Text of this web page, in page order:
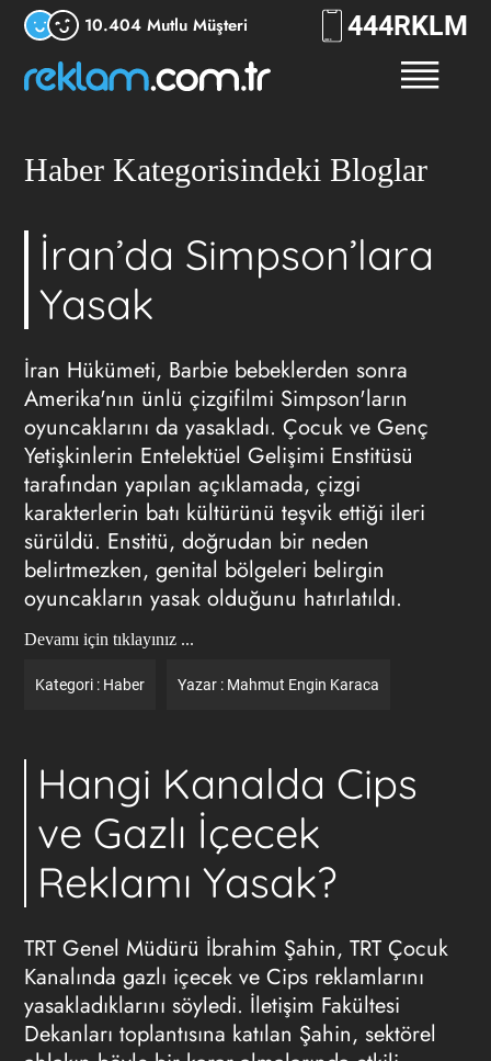
10.404 Mutlu Müşteri 444RKLM
Haber Kategorisindeki Bloglar
İran’da Simpson’lara
Yasak
İran Hükümeti, Barbie bebeklerden sonra
Amerika'nın ünlü çizgifilmi Simpson'ların
oyuncaklarını da yasakladı. Çocuk ve Genç
Yetişkinlerin Entelektüel Gelişimi Enstitüsü
tarafından yapılan açıklamada, çizgi
karakterlerin batı kültürünü teşvik ettiği ileri
sürüldü. Enstitü, doğrudan bir neden
belirtmezken, genital bölgeleri belirgin
oyuncakların yasak olduğunu hatırlatıldı.
Devamı için tıklayınız ...
Kategori : Haber Yazar : Mahmut Engin Karaca
Hangi Kanalda Cips
ve Gazlı İçecek
Reklamı Yasak?
TRT Genel Müdürü İbrahim Şahin, TRT Çocuk
Kanalında gazlı içecek ve Cips reklamlarını
yasakladıklarını söyledi. İletişim Fakültesi
Dekanları toplantısına katılan Şahin, sektörel